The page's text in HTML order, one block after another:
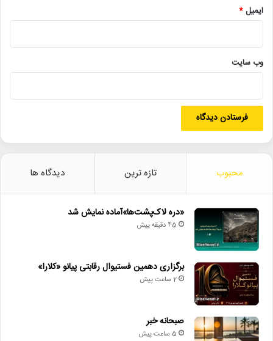
• جلال آل‌احمد به قاب تلویزیون می‌آید
• «سبیل‌السلطنه» در سنگلج روی صحنه می‌رود
انیمه_ژاپنی
فیلم_فانتزی
ایمیل*
وب‌ سایت
محبوب تازه ترین دیدگاه ها
«دره لاک‌پشت‌ها»آماده نمایش شد
45 دقیقه پیش
برگزاری دهمین فستیوال رقابتی پیانو «کلارا»
2 ساعت پیش
صبحانه خبر
5 ساعت پیش